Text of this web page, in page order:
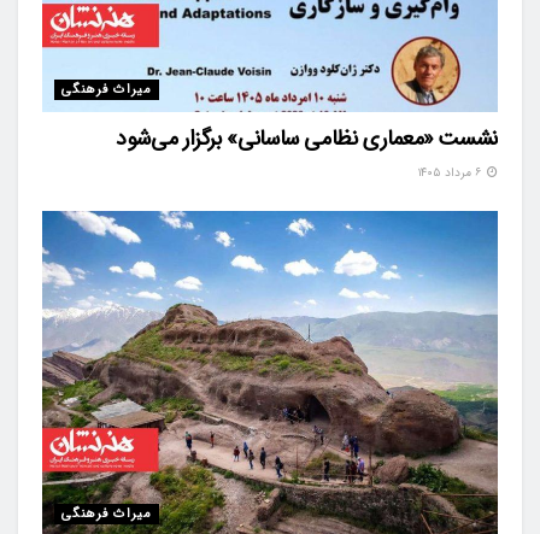
میراث فرهنگی
نشست «معماری نظامی ساسانی» برگزار می‌شود
میراث فرهنگی